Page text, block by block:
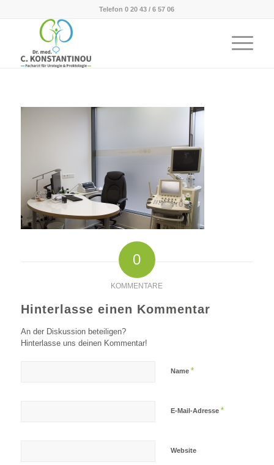
Telefon 0 20 43 / 6 57 06
0
KOMMENTARE
Hinterlasse einen Kommentar
An der Diskussion beteiligen?
Hinterlasse uns deinen Kommentar!
Name *
E-Mail-Adresse *
Website